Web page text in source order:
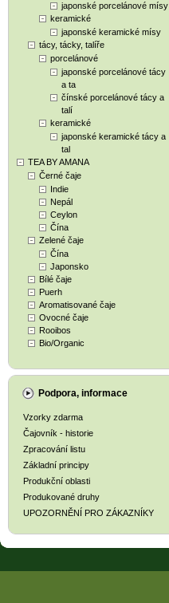
japonské porcelánové mísy
keramické
japonské keramické mísy
tácy, tácky, talíře
porcelánové
japonské porcelánové tácy
a ta
čínské porcelánové tácy a
talí
keramické
japonské keramické tácy a
tal
TEA BY AMANA
Černé čaje
Indie
Nepál
Ceylon
Čína
Zelené čaje
Čína
Japonsko
Bílé čaje
Puerh
Aromatisované čaje
Ovocné čaje
Rooibos
Bio/Organic
Podpora, informace
Vzorky zdarma
Čajovník - historie
Zpracování listu
Základní principy
Produkční oblasti
Produkované druhy
UPOZORNĚNÍ PRO ZÁKAZNÍKY